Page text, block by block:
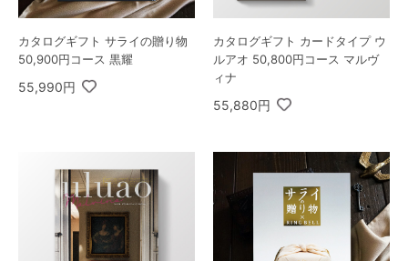
カタログギフト サライの贈り物
50,900円コース 黒耀
55,990円
カタログギフト カードタイプ ウ
ルアオ 50,800円コース マルヴ
ィナ
55,880円